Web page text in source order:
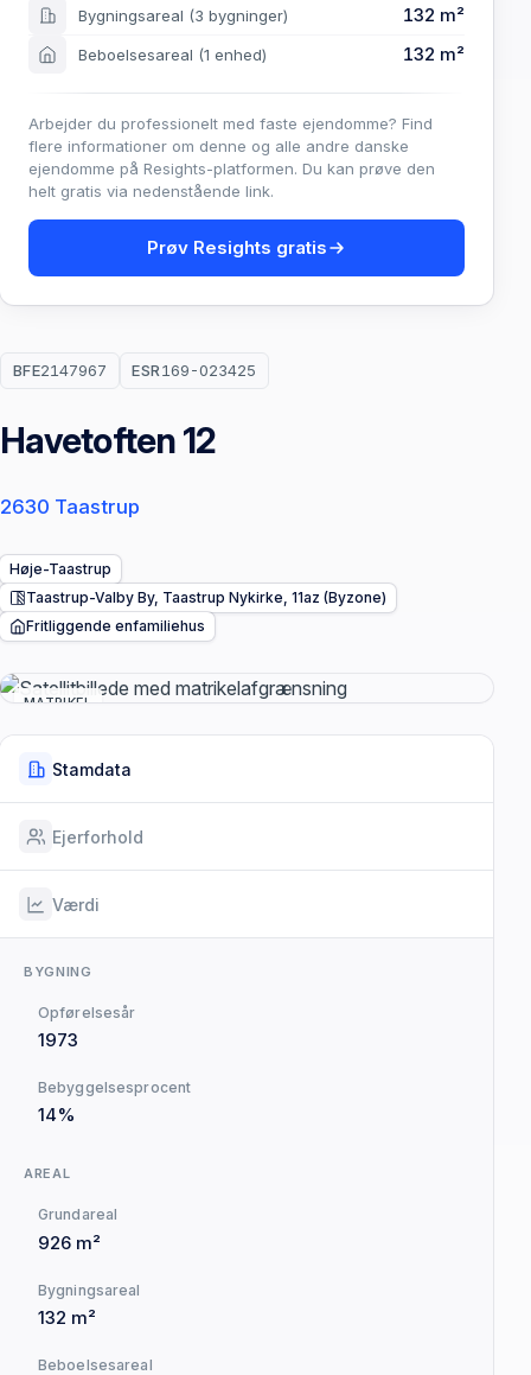
BFE2147967 ESR169-023425
Havetoften 12
2630 Taastrup
Høje-Taastrup
Taastrup-Valby By, Taastrup Nykirke, 11az (Byzone)
Fritliggende enfamiliehus
MATRIKEL
Stamdata
Ejerforhold
Værdi
BYGNING
Opførelsesår
1973
Bebyggelsesprocent
14%
AREAL
Grundareal
926 m²
Bygningsareal
132 m²
Beboelsesareal
Bygningsareal (3 bygninger) 132 m²
Beboelsesareal (1 enhed) 132 m²
Arbejder du professionelt med faste ejendomme? Find
flere informationer om denne og alle andre danske
ejendomme på Resights-platformen. Du kan prøve den
helt gratis via nedenstående link.
Prøv Resights gratis